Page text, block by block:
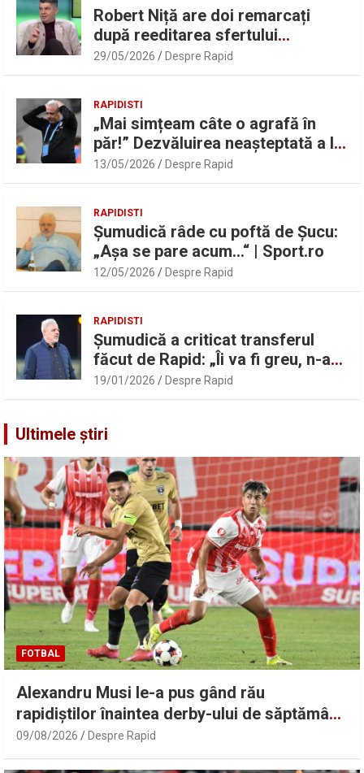
Robert Niță are doi remarcați
după reeditarea sfertului
UEFAntastic: „Lideri în teren” |
Sport.ro
29/05/2026 Despre Rapid
RAPIDISTI
„Mai simțeam câte o agrafă în
păr!” Dezvăluirea neașteptată a lui
Marius Șumudică despre Daniel
Pancu
13/05/2026 Despre Rapid
RAPIDISTI
Șumudică râde cu poftă de Șucu:
„Așa se pare acum…“ | Sport.ro
12/05/2026 Despre Rapid
RAPIDISTI
Șumudică a criticat transferul
făcut de Rapid: „Îi va fi greu, n-am
înțeles”
19/01/2026 Despre Rapid
Ultimele știri
FOTBAL
Alexandru Musi le-a pus gând rău
rapidiștilor înaintea derby-ului de săptămâna
viitoare: „O să fie foc!”
09/08/2026 Despre Rapid